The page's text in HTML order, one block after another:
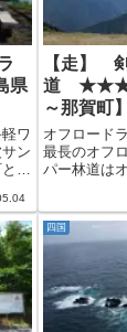
県
ワ
ン
牟
あ
る
で
...
【走】
道
～那賀町】
オフロード
最長のオフ
パー林道は
で、長さは
オフロード
高地点で標
見晴らし良
四国